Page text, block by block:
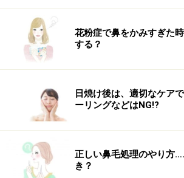
http://www.shuuemura.jp/?
２ カバーしたい部分は「ナ
シーラー」で
１でベースメイクを薄く、と書きま
はファンデーションだけではカバーで
花粉症で鼻をかみすぎた
する？
日焼け後は、適切なケア
ーリングなどはNG!?
正しい鼻毛処理のやり方
き？